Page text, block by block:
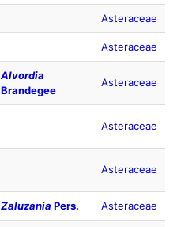
Asteraceae
Asteraceae
Alvordia
Brandegee
Asteraceae
Asteraceae
Asteraceae
Zaluzania Pers. Asteraceae